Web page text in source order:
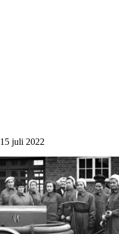
15 juli 2022